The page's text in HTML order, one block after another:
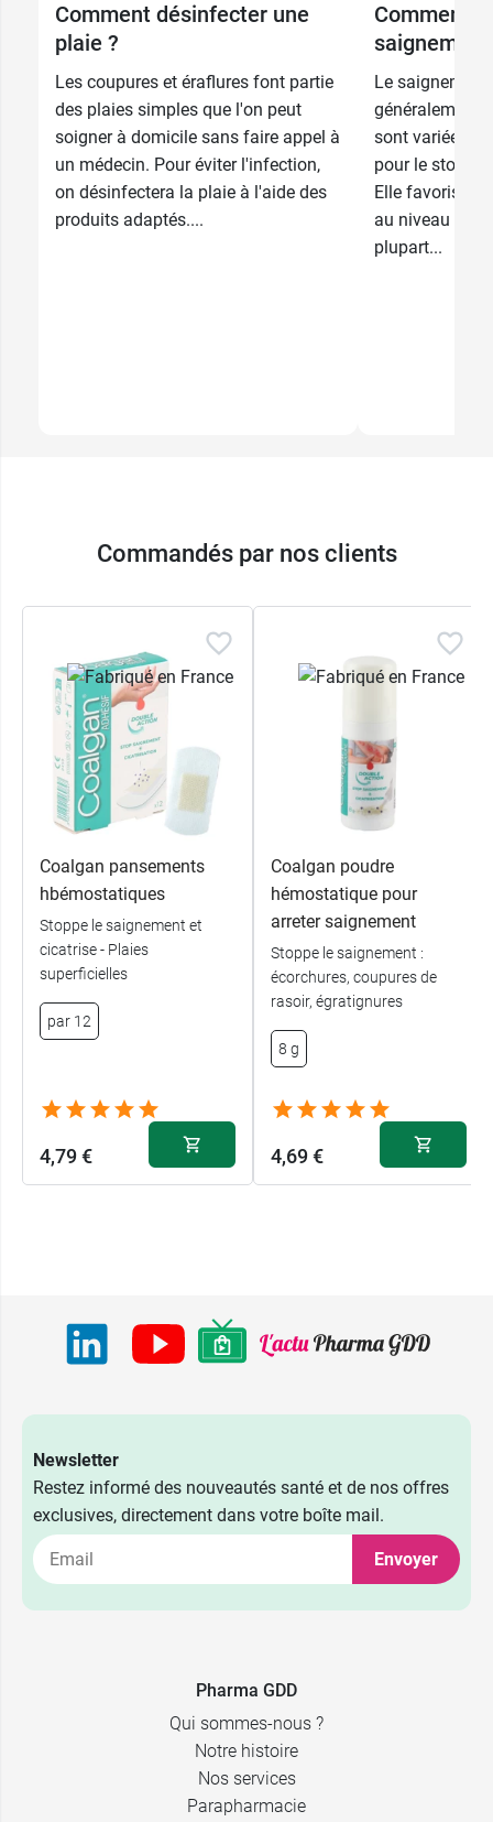
Comment désinfecter une
plaie ?
Les coupures et éraflures font partie
des plaies simples que l'on peut
soigner à domicile sans faire appel à
un médecin. Pour éviter l'infection,
on désinfectera la plaie à l'aide des
produits adaptés....
Comment
saignement
Le
généralement
sont variées.
pour le
Elle favorise
au niveau de
plupart...
Commandés par nos clients
Coalgan pansements
hbémostatiques
Stoppe le saignement et
cicatrise - Plaies
superficielles
par 12
4,79 €
Coalgan poudre
hémostatique pour
arreter saignement
Stoppe le saignement :
écorchures, coupures de
rasoir, égratignures
8 g
4,69 €
Newsletter
Restez informé des nouveautés santé et de nos offres
exclusives, directement dans votre boîte mail.
Envoyer
Pharma GDD
Qui sommes-nous ?
Notre histoire
Nos services
Parapharmacie